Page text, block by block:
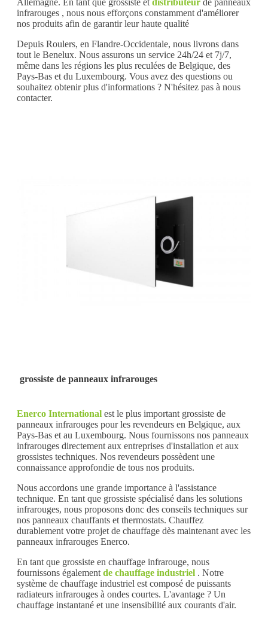
infrarouges , nous nous efforçons constamment d'améliorer
nos produits afin de garantir leur haute qualité
Depuis Roulers, en Flandre-Occidentale, nous livrons dans
tout le Benelux. Nous assurons un service 24h/24 et 7j/7,
même dans les régions les plus reculées de Belgique, des
Pays-Bas et du Luxembourg. Vous avez des questions ou
souhaitez obtenir plus d'informations ? N'hésitez pas à nous
contacter.
grossiste de panneaux infrarouges
Enerco International est le plus important grossiste de
panneaux infrarouges pour les revendeurs en Belgique, aux
Pays-Bas et au Luxembourg. Nous fournissons nos panneaux
infrarouges directement aux entreprises d'installation et aux
grossistes techniques. Nos revendeurs possèdent une
connaissance approfondie de tous nos produits.
Nous accordons une grande importance à l'assistance
technique. En tant que grossiste spécialisé dans les solutions
infrarouges, nous proposons donc des conseils techniques sur
nos panneaux chauffants et thermostats. Chauffez
durablement votre projet de chauffage dès maintenant avec les
panneaux infrarouges Enerco.
En tant que grossiste en chauffage infrarouge, nous
fournissons également de chauffage industriel . Notre
système de chauffage industriel est composé de puissants
radiateurs infrarouges à ondes courtes. L'avantage ? Un
chauffage instantané et une insensibilité aux courants d'air.